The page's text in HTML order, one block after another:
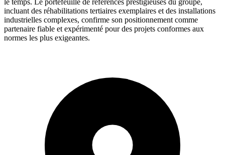
incluant des réhabilitations tertiaires exemplaires et des installations
industrielles complexes, confirme son positionnement comme
partenaire fiable et expérimenté pour des projets conformes aux
normes les plus exigeantes.